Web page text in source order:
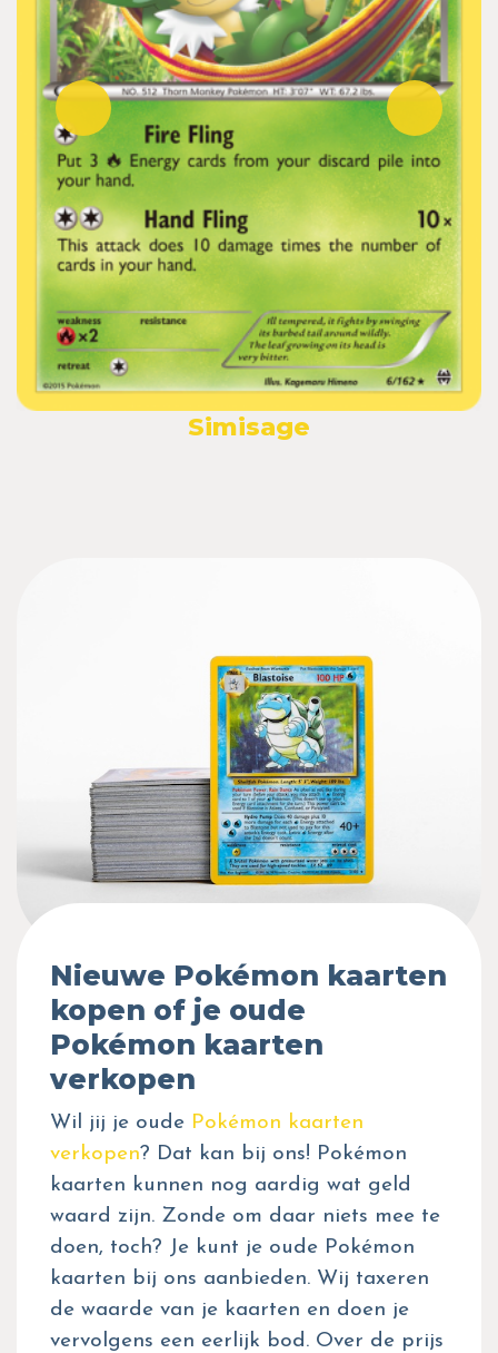
Simisage
Nieuwe Pokémon kaarten
kopen of je oude
Pokémon kaarten
verkopen
Wil jij je oude Pokémon kaarten
verkopen? Dat kan bij ons! Pokémon
kaarten kunnen nog aardig wat geld
waard zijn. Zonde om daar niets mee te
doen, toch? Je kunt je oude Pokémon
kaarten bij ons aanbieden. Wij taxeren
de waarde van je kaarten en doen je
vervolgens een eerlijk bod. Over de prijs